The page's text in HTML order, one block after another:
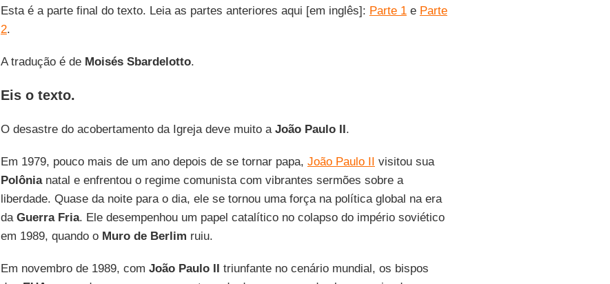
Esta é a parte final do texto. Leia as partes anteriores aqui [em inglês]: Parte 1e Parte
2.
A tradução é de Moisés Sbardelotto.
Eis o texto.
O desastre do acobertamento da Igreja deve muito a João Paulo II.
Em 1979, pouco mais de um ano depois de se tornar papa, João Paulo II visitou sua
Polônianatal e enfrentou o regime comunista com vibrantes sermões sobre a
liberdade. Quase da noite para o dia, ele se tornou uma força na política global na era
da Guerra Fria. Ele desempenhou um papel catalítico no colapso do império soviético
em 1989, quando o Muro de Berlim ruiu.
Em novembro de 1989, com João Paulo II triunfante no cenário mundial, os bispos